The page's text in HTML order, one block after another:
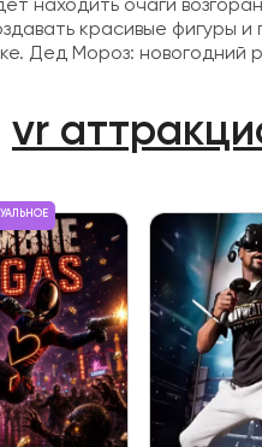
находить очаги
красивые фигуры
Дед Мороз: новогодний
vr